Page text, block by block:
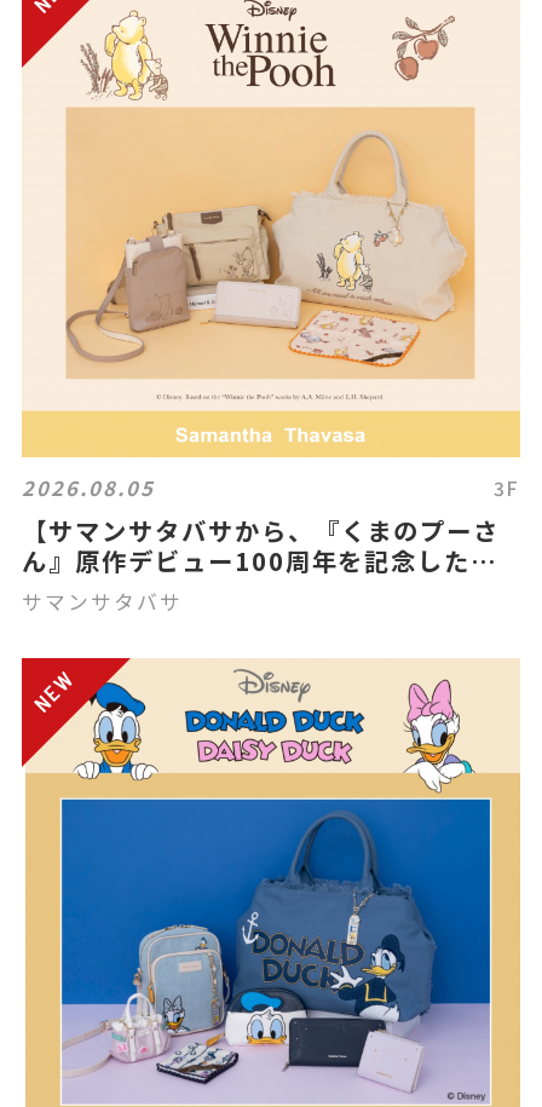
2026.08.05 3F
【サマンサタバサから、『くまのプーさ
ん』原作デビュー100周年を記念した
「クラシック プー」コレクションを発
売！】
サマンサタバサ